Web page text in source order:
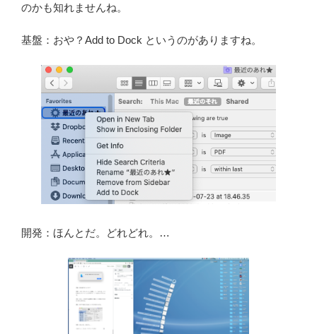
のかも知れませんね。
基盤：おや？Add to Dock というのがありますね。
開発：ほんとだ。どれどれ。…